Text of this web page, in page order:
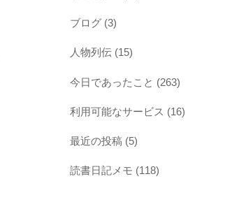
ブログ (3)
人物列伝 (15)
今日であったこと (263)
利用可能なサービス (16)
最近の投稿 (5)
読書日記メモ (118)